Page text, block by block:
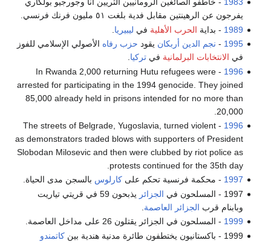
1983 - ‬خاطفو الصائغين الرومانيين الثريين آنا وجورجيو بولگاري
يفرجون عن الرهينتين مقابل فدية بلغت ٥١ ‬مليون فرنك فرنسي.
1989 - بداية الحرب الأهلية في ليبيريا
1995
- نجم الدين أربكان يقود حزب رفاه الأصولي الإسلامي للفوز
في الانتخابات البرلمانية فيتركيا.
1996
- In Rwanda 2,000 returning Hutu refugees were
arrested for participating in the 1994 genocide. They joined
85,000 already held in prisons intended for no more than
20,000.
1996
- The streets of Belgrade, Yugoslavia, turned violent
as demonstrators traded blows with supporters of President
Slobodan Milosevic and then were clubbed by riot police as
protests continued for the 35th day.
1997 - محكمة فرنسية تحكم علىكارلوس بالسجن مدى الحياة.
1997 - المسلحون في
الجزائر
يذبحون 59 في قريتي تياريت
وبابنام قرب الجزائر العاصمة
1999 - المسلحون في الجزائر يقتلون 26 على مداخل العاصمة.
1999 - باكستانيون يختطفون طائرة مدنية هندية بين
كاتمندو